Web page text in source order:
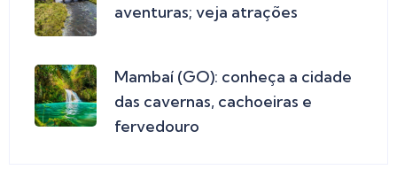
aventuras; veja atrações
Mambaí (GO): conheça a cidade
das cavernas, cachoeiras e
fervedouro